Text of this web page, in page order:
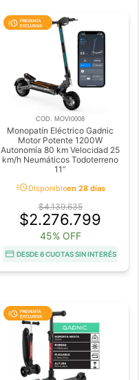
COD. MOVI0008
Monopatín Eléctrico Gadnic
Motor Potente 1200W
Autonomía 80 km Velocidad 25
km/h Neumáticos Todoterreno
11”
acuteDisponibleen 28 días
$4.139.635
$2.276.799
45% OFF
DESDE 6 CUOTAS SIN INTERÉS